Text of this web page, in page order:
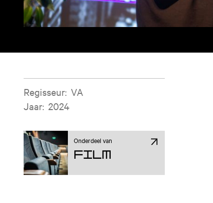
Filminformatie
Regisseur: VA
Jaar: 2024
Onderdeel van
Film